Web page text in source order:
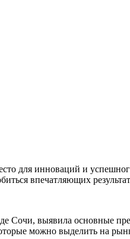
для инноваций и
впечатляющих
Сочи, выявила основные
можно выделить на